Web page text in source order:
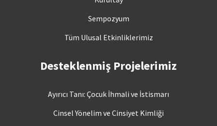
Sempozyum
Tüm Ulusal Etkinliklerimiz
Desteklenmiş Projelerimiz
Ayırıcı Tanı: Çocuk İhmali ve İstismarı
Cinsel Yönelim ve Cinsiyet Kimliği